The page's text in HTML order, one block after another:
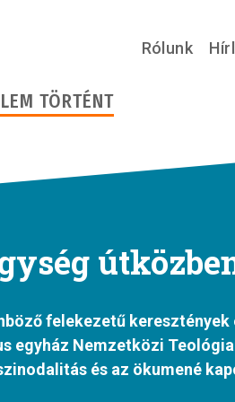
Rólunk
TÖRTÉNT
felekezetű
egyház Nemzetközi
és az ökumené